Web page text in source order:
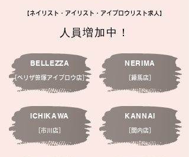
【ネイリスト・アイリスト・アイブロウリスト求人】
人員増加中！
BELLEZZA
［べリザ笹塚アイブロウ店］
ICHIKAWA
［市川店］
NERIMA
［練馬店］
KANNAI
［関内店］